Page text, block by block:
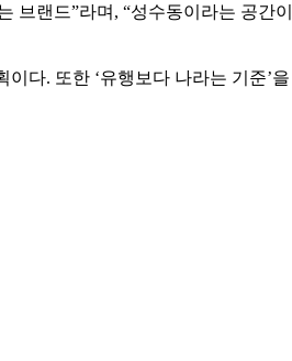
랜드”라며, “성수동이라는 공간
다. 또한 ‘유행보다 나라는 기준’